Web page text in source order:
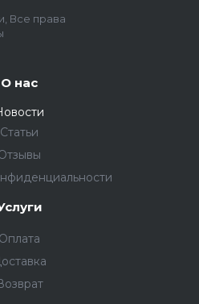
Все права
О нас
Статьи
Оплата